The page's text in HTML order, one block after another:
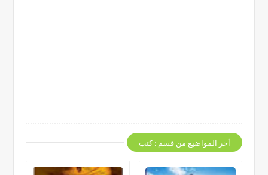
أخر المواضيع من قسم : كتب